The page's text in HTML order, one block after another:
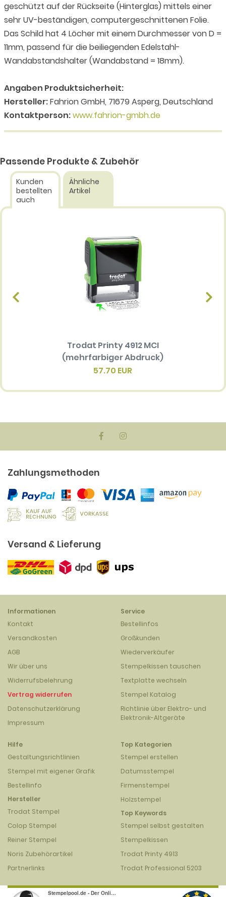
geschützt auf der Rückseite (Hinterglas) mittels einer
sehr UV-beständigen, computergeschnittenen Folie.
Das Schild hat 4 Löcher mit einem Durchmesser von D =
11mm, passend für die beiliegenden Edelstahl-
Wandabstandshalter (Wandabstand = 18mm).
Angaben Produktsicherheit:
Hersteller:Fahrion GmbH, 71679 Asperg, Deutschland
Kontaktperson:www.fahrion-gmbh.de
Passende Produkte & Zubehör
Kunden
bestellten
auch
Ähnliche
Artikel
Trodat Printy 4912 MCI
(mehrfarbiger Abdruck)
57.70 EUR
Zahlungsmethoden
Versand & Lieferung
Informationen
Kontakt
Versandkosten
AGB
Wir über uns
Widerrufsbelehrung
Vertrag widerrufen
Datenschutzerklärung
Impressum
Service
Bestellinfos
Großkunden
Wiederverkäufer
Stempelkissen tauschen
Textplatte wechseln
Stempel Katalog
Richtlinie über Elektro- und
Elektronik-Altgeräte
Hilfe
Gestaltungsrichtlinien
Stempel mit eigener Grafik
Bestellinfo
Hersteller
Trodat Stempel
Colop Stempel
Reiner Stempel
Noris Zubehörartikel
Partnerlinks
Top Kategorien
Stempel erstellen
Datumsstempel
Firmenstempel
Holzstempel
Top Keywords
Stempel selbst gestalten
Stempelkissen
Trodat Printy 4913
Trodat Professional 5203